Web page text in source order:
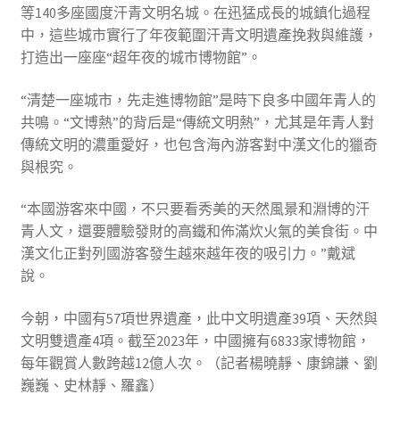
等140多座國度汗青文明名城。在迅猛成長的城鎮化過程
中，這些城市實行了年夜範圍汗青文明遺產挽救與維護，
打造出一座座“超年夜的城市博物館”。
“清楚一座城市，先走進博物館”是時下良多中國年青人的
共鳴。“文博熱”的背后是“傳統文明熱”，尤其是年青人對
傳統文明的濃重愛好，也包含海內游客對中漢文化的獵奇
與根究。
“本國游客來中國，不只要看秀美的天然風景和淵博的汗
青人文，還要體驗發財的高鐵和佈滿炊火氣的美食街。中
漢文化正對列國游客發生越來越年夜的吸引力。”戴斌
說。
今朝，中國有57項世界遺產，此中文明遺產39項、天然與
文明雙遺產4項。截至2023年，中國擁有6833家博物館，
每年觀賞人數跨越12億人次。（記者楊曉靜、康錦謙、劉
巍巍、史林靜、羅鑫）